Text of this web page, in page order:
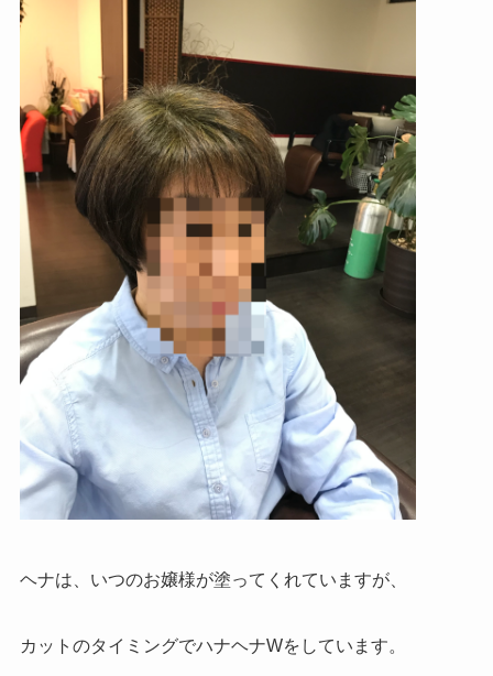
ヘナは、いつのお嬢様が塗ってくれていますが、
カットのタイミングでハナヘナWをしています。